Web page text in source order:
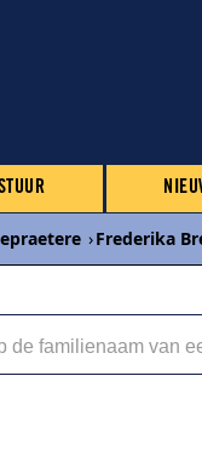
›Frederika